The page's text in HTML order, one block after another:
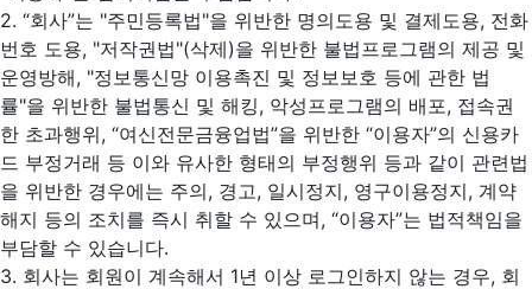
2. “회사”는 "주민등록법"을 위반한 명의도용 및 결제도용, 전화
번호 도용, "저작권법"(삭제)을 위반한 불법프로그램의 제공 및
운영방해, "정보통신망 이용촉진 및 정보보호 등에 관한 법
률"을 위반한 불법통신 및 해킹, 악성프로그램의 배포, 접속권
한 초과행위, “여신전문금융업법”을 위반한 “이용자”의 신용카
드 부정거래 등 이와 유사한 형태의 부정행위 등과 같이 관련법
을 위반한 경우에는 주의, 경고, 일시정지, 영구이용정지, 계약
해지 등의 조치를 즉시 취할 수 있으며, “이용자”는 법적책임을
부담할 수 있습니다.
3. 회사는 회원이 계속해서 1년 이상 로그인하지 않는 경우, 회